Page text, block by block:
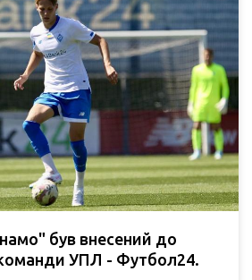
був внесений до
УПЛ - Футбол24.